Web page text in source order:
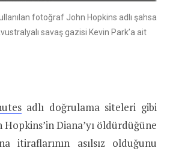
fotoğraf John Hopkins adlı şahsa
savaş gazisi Kevin Park’a ait
adlı doğrulama siteleri gibi
Diana’yı öldürdüğüne
itiraflarının asılsız olduğunu